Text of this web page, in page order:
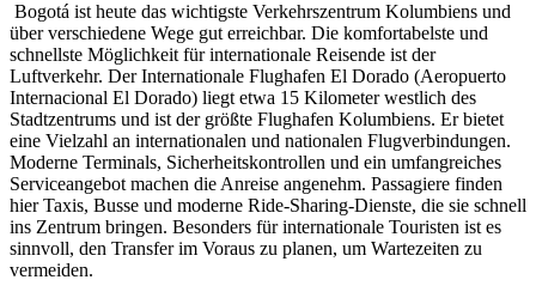
Bogotá ist heute das wichtigste Verkehrszentrum Kolumbiens und
über verschiedene Wege gut erreichbar. Die komfortabelste und
schnellste Möglichkeit für internationale Reisende ist der
Luftverkehr. Der Internationale Flughafen El Dorado (Aeropuerto
Internacional El Dorado) liegt etwa 15 Kilometer westlich des
Stadtzentrums und ist der größte Flughafen Kolumbiens. Er bietet
eine Vielzahl an internationalen und nationalen Flugverbindungen.
Moderne Terminals, Sicherheitskontrollen und ein umfangreiches
Serviceangebot machen die Anreise angenehm. Passagiere finden
hier Taxis, Busse und moderne Ride-Sharing-Dienste, die sie schnell
ins Zentrum bringen. Besonders für internationale Touristen ist es
sinnvoll, den Transfer im Voraus zu planen, um Wartezeiten zu
vermeiden.